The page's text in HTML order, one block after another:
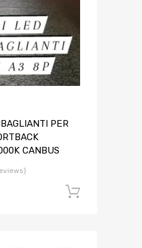
PER
CANBUS